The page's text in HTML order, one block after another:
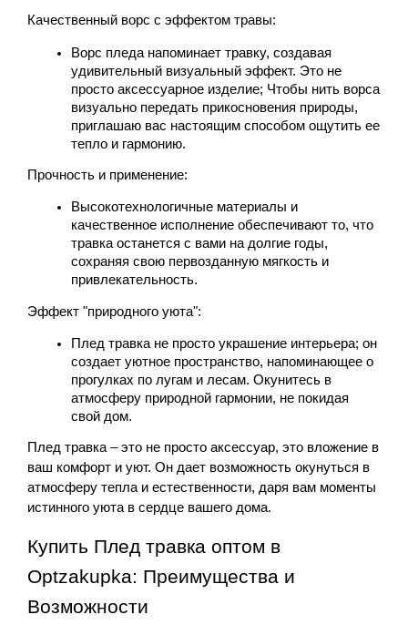
Качественный ворс с эффектом травы:
Ворс пледа напоминает травку, создавая
удивительный визуальный эффект. Это не
просто аксессуарное изделие; Чтобы нить ворса
визуально передать прикосновения природы,
приглашаю вас настоящим способом ощутить ее
тепло и гармонию.
Прочность и применение:
Высокотехнологичные материалы и
качественное исполнение обеспечивают то, что
травка останется с вами на долгие годы,
сохраняя свою первозданную мягкость и
привлекательность.
Эффект "природного уюта":
Плед травка не просто украшение интерьера; он
создает уютное пространство, напоминающее о
прогулках по лугам и лесам. Окунитесь в
атмосферу природной гармонии, не покидая
свой дом.
Плед травка – это не просто аксессуар, это вложение в
ваш комфорт и уют. Он дает возможность окунуться в
атмосферу тепла и естественности, даря вам моменты
истинного уюта в сердце вашего дома.
Купить Плед травка оптом в
Optzakupka: Преимущества и
Возможности